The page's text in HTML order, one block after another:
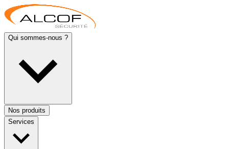
Qui sommes-nous ?
Nos produits
Services